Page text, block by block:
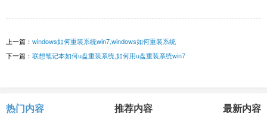
上一篇： windows如何重装系统win7,windows如何重装系统
下一篇： 联想笔记本如何u盘重装系统,如何用u盘重装系统win7
热门内容 推荐内容 最新内容